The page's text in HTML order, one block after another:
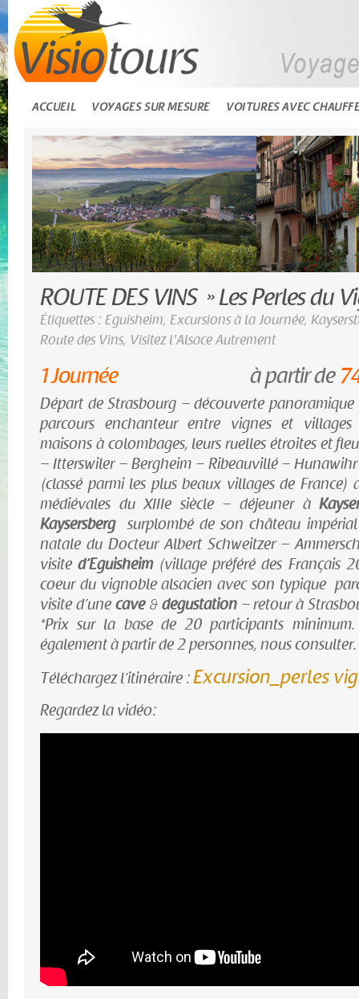
ACCUEIL VOYAGES SUR MESURE VOITURES AVEC
ROUTE DES VINS » Les Perles du
Étiquettes : Eguisheim, Excursions à la Journée,
Route des Vins, Visitez l'Alsace Autrement
1 Journée à partir de
Départ de Strasbourg – découverte panoramique
parcours enchanteur entre vignes et villages
maisons à colombages, leurs ruelles étroites et
– Itterswiler – Bergheim – Ribeauvillé –
(classé parmi les plus beaux villages de France)
médiévales du XIIIe siècle – déjeuner à
Kaysersberg surplombé de son château
natale du Docteur Albert Schweitzer –
visite d’Eguisheim (village préféré des Français
coeur du vignoble alsacien avec son typique
visite d’unecave& dégustation– retour à
*Prix sur la base de 20 participants minimum.
également à partir de 2 personnes, nous consulter.
Téléchargez l’itinéraire :Excursion_perles
Regardez la vidéo: